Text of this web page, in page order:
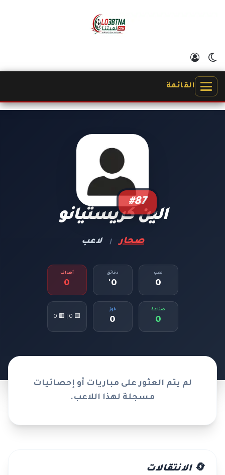
الوضع المظلم
القائمة
#87
الين كريستيانو
صحار | لاعب
لعب
0
دقائق
0'
أهداف
0
صناعة
0
فوز
0
🟨 0 | 🟥 0
لم يتم العثور على مباريات أو إحصائيات
مسجلة لهذا اللاعب.
🔄 الانتقالات